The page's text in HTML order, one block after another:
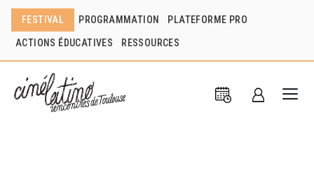
FESTIVAL PROGRAMMATION PLATEFORME PRO
ACTIONS ÉDUCATIVES RESSOURCES